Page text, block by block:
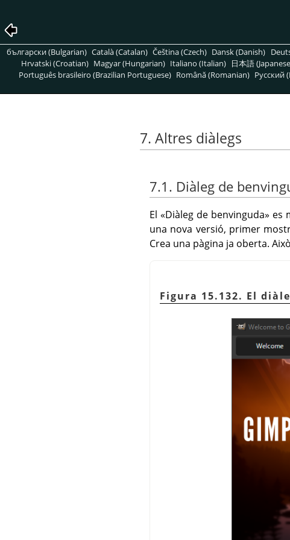
български (Bulgarian) Català (Catalan) Čeština (Czech) Dansk (Danish)
Hrvatski (Croatian) Magyar (Hungarian) Italiano (Italian) 日本語
Português brasileiro (Brazilian Portuguese) Română (Romanian) Pусский
7. Altres diàlegs
7.1. Diàleg de
El «Diàleg de benvinguda» es
una nova versió, primer
Crea una pàgina ja oberta.
Figura 15.132. El